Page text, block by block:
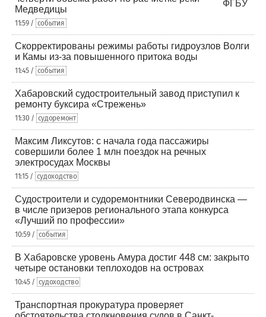
Медведицы
11:59 / события
Скорректированы режимы работы гидроузлов Волги
и Камы из-за повышенного притока воды
11:45 / события
Хабаровский судостроительный завод приступил к
ремонту буксира «Стрежень»
11:30 / судоремонт
Максим Ликсутов: с начала года пассажиры
совершили более 1 млн поездок на речных
электросудах Москвы
11:15 / судоходство
Судостроители и судоремонтники Северодвинска —
в числе призеров регионального этапа конкурса
«Лучший по профессии»
10:59 / события
В Хабаровске уровень Амура достиг 448 см: закрыто
четыре остановки теплоходов на островах
10:45 / судоходство
Транспортная прокуратура проверяет